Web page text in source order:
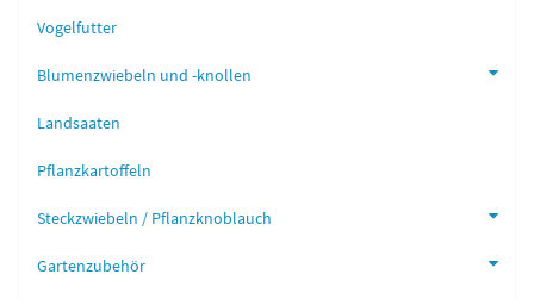
Vogelfutter
Blumenzwiebeln und -knollen
Landsaaten
Pflanzkartoffeln
Steckzwiebeln / Pflanzknoblauch
Gartenzubehör